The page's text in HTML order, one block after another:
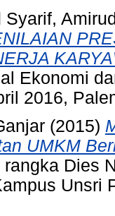
Syarif,
Ekonomi
2016,
(2015)
UMKM
Dies
Unsri